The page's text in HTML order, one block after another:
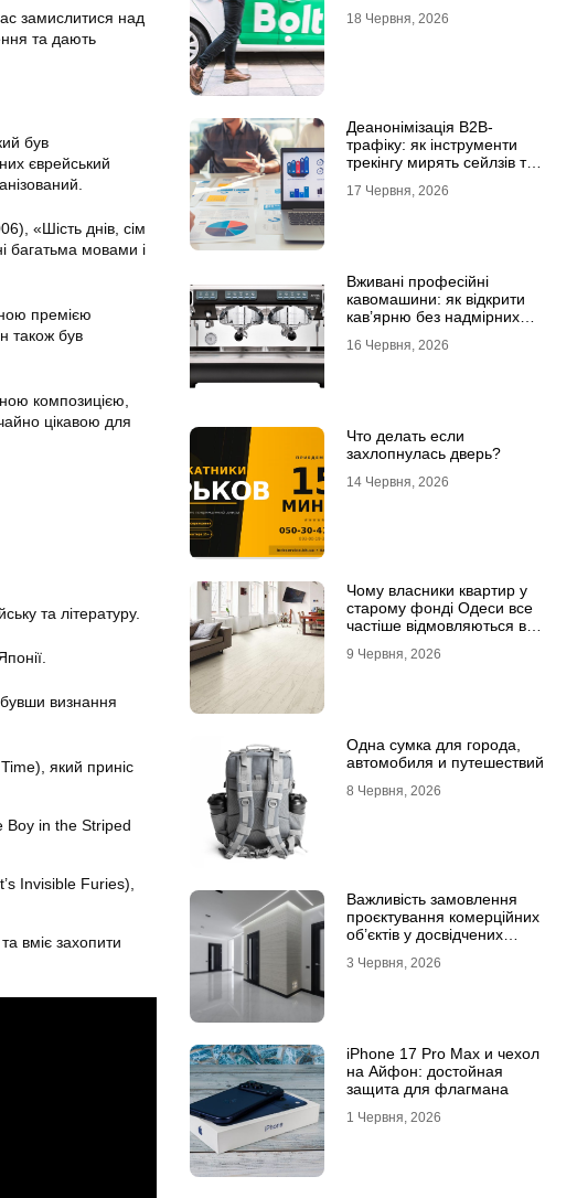
замислитися над
та дають
був
єврейський
«Шість днів, сім
багатьма мовами і
премією
також був
композицією,
цікавою для
та літературу.
визнання
який приніс
Boy in the Striped
Invisible Furies),
вміє захопити
18 Червня, 2026
Деанонімізація B2B-
трафіку: як інструменти
трекінгу мирять сейлзів та
17 Червня, 2026
Вживані професійні
кавомашини: як відкрити
кав’ярню без надмірних
16 Червня, 2026
Что делать если
захлопнулась дверь?
14 Червня, 2026
Чому власники квартир у
старому фонді Одеси все
частіше відмовляються від
ламінату
9 Червня, 2026
Одна сумка для города,
автомобиля и путешествий
8 Червня, 2026
Важливість замовлення
проєктування комерційних
об’єктів у досвідчених
3 Червня, 2026
iPhone 17 Pro Max и чехол
на Айфон: достойная
защита для флагмана
1 Червня, 2026